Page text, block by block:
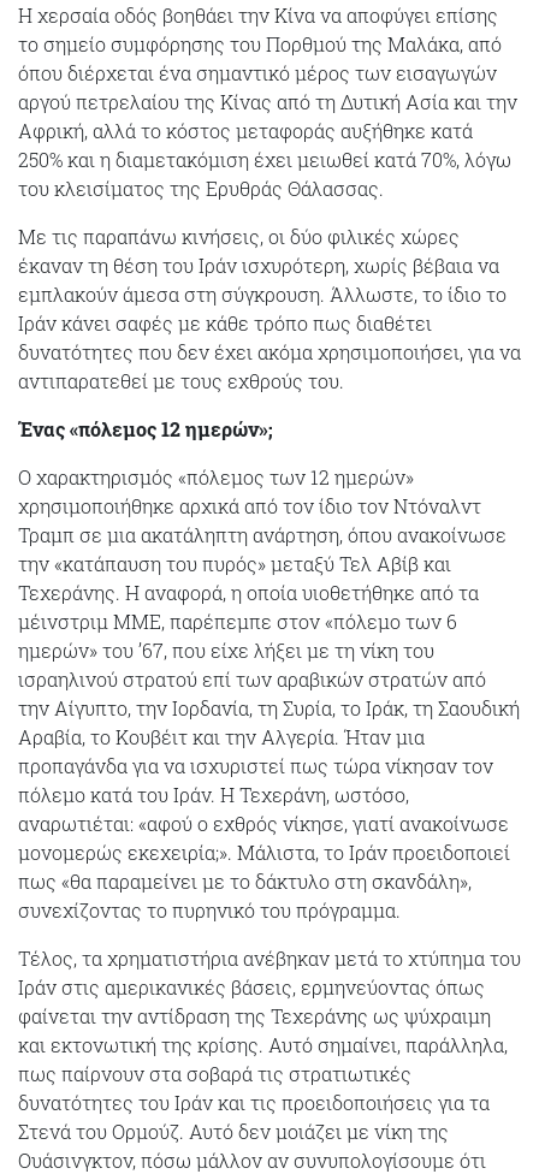
Η χερσαία οδός βοηθάει την Κίνα να αποφύγει επίσης
το σημείο συμφόρησης του Πορθμού της Μαλάκα, από
όπου διέρχεται ένα σημαντικό μέρος των εισαγωγών
αργού πετρελαίου της Κίνας από τη Δυτική Ασία και την
Αφρική, αλλά το κόστος μεταφοράς αυξήθηκε κατά
250% και η διαμετακόμιση έχει μειωθεί κατά 70%, λόγω
του κλεισίματος της Ερυθράς Θάλασσας.
Με τις παραπάνω κινήσεις, οι δύο φιλικές χώρες
έκαναν τη θέση του Ιράν ισχυρότερη, χωρίς βέβαια να
εμπλακούν άμεσα στη σύγκρουση. Άλλωστε, το ίδιο το
Ιράν κάνει σαφές με κάθε τρόπο πως διαθέτει
δυνατότητες που δεν έχει ακόμα χρησιμοποιήσει, για να
αντιπαρατεθεί με τους εχθρούς του.
Ένας «πόλεμος 12 ημερών»;
Ο χαρακτηρισμός «πόλεμος των 12 ημερών»
χρησιμοποιήθηκε αρχικά από τον ίδιο τον Ντόναλντ
Τραμπ σε μια ακατάληπτη ανάρτηση, όπου ανακοίνωσε
την «κατάπαυση του πυρός» μεταξύ Τελ Αβίβ και
Τεχεράνης. Η αναφορά, η οποία υιοθετήθηκε από τα
μέινστριμ ΜΜΕ, παρέπεμπε στον «πόλεμο των 6
ημερών» του ’67, που είχε λήξει με τη νίκη του
ισραηλινού στρατού επί των αραβικών στρατών από
την Αίγυπτο, την Ιορδανία, τη Συρία, το Ιράκ, τη Σαουδική
Αραβία, το Κουβέιτ και την Αλγερία. Ήταν μια
προπαγάνδα για να ισχυριστεί πως τώρα νίκησαν τον
πόλεμο κατά του Ιράν. Η Τεχεράνη, ωστόσο,
αναρωτιέται: «αφού ο εχθρός νίκησε, γιατί ανακοίνωσε
μονομερώς εκεχειρία;». Μάλιστα, το Ιράν προειδοποιεί
πως «θα παραμείνει με το δάκτυλο στη σκανδάλη»,
συνεχίζοντας το πυρηνικό του πρόγραμμα.
Τέλος, τα χρηματιστήρια ανέβηκαν μετά το χτύπημα του
Ιράν στις αμερικανικές βάσεις, ερμηνεύοντας όπως
φαίνεται την αντίδραση της Τεχεράνης ως ψύχραιμη
και εκτονωτική της κρίσης. Αυτό σημαίνει, παράλληλα,
πως παίρνουν στα σοβαρά τις στρατιωτικές
δυνατότητες του Ιράν και τις προειδοποιήσεις για τα
Στενά του Ορμούζ. Αυτό δεν μοιάζει με νίκη της
Ουάσινγκτον, πόσω μάλλον αν συνυπολογίσουμε ότι